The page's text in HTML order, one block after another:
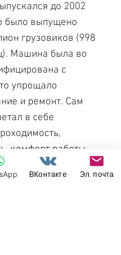
до 2002
было выпущено
грузовиков (998
Машина была во
с
упрощало
и ремонт. Сам
в себе
комфорт работы
расход
марше. Автомобиль
ВКонтакте Эл. почта